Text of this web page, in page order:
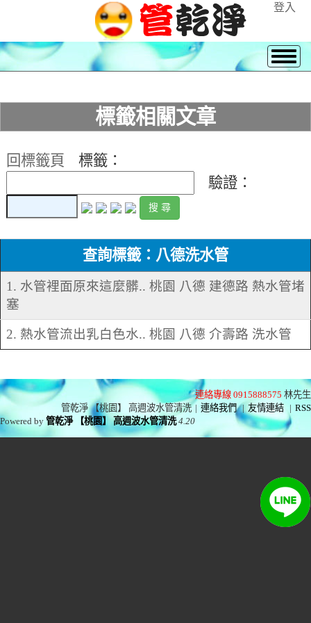
登入
標籤相關文章
回標籤頁
標籤：
驗證：
查詢標籤：八德洗水管
1. 水管裡面原來這麼髒.. 桃園 八德 建德路 熱水管堵
塞
2. 熱水管流出乳白色水.. 桃園 八德 介壽路 洗水管
連絡專線 0915888575 林先生
管乾淨 【桃園】 高週波水管清洗 | 連絡我們 | 友情連結 | RSS
Powered by管乾淨 【桃園】 高週波水管清洗 4.20